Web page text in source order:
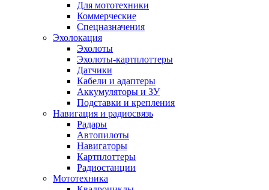
Для мототехники
Коммерческие
Спецназначения
Эхолокация
Эхолоты
Эхолоты-картплоттеры
Датчики
Кабели и адаптеры
Аккумуляторы и ЗУ
Подставки и крепления
Навигация и радиосвязь
Радары
Автопилоты
Навигаторы
Картплоттеры
Радиостанции
Мототехника